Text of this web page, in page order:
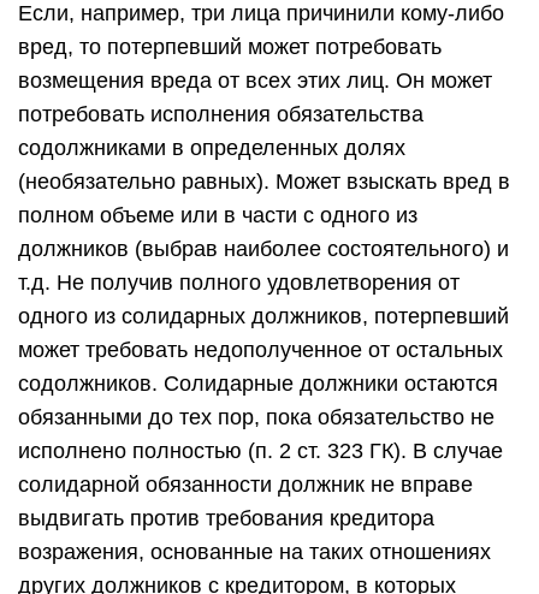
Если, например, три лица причинили кому-либо
вред, то потерпевший может потребовать
возмещения вреда от всех этих лиц. Он может
потребовать исполнения обязательства
содолжниками в определенных долях
(необязательно равных). Может взыскать вред в
полном объеме или в части с одного из
должников (выбрав наиболее состоятельного) и
т.д. Не получив полного удовлетворения от
одного из солидарных должников, потерпевший
может требовать недополученное от остальных
содолжников. Солидарные должники остаются
обязанными до тех пор, пока обязательство не
исполнено полностью (п. 2 ст. 323 ГК). В случае
солидарной обязанности должник не вправе
выдвигать против требования кредитора
возражения, основанные на таких отношениях
других должников с кредитором, в которых